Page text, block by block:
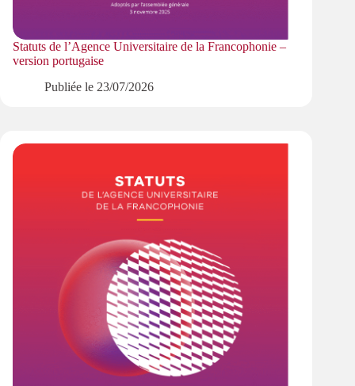
Statuts de l’Agence Universitaire de la Francophonie –
version portugaise
Publiée le 23/07/2026